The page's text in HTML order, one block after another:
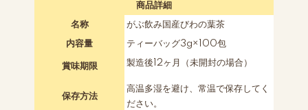
商品詳細
名称
がぶ飲み国産びわの葉茶
内容量
ティーバッグ3g×100包
賞味期限 製造後12ヶ月（未開封の場合）
保存方法
高温多湿を避け、常温で保存してく
ださい。